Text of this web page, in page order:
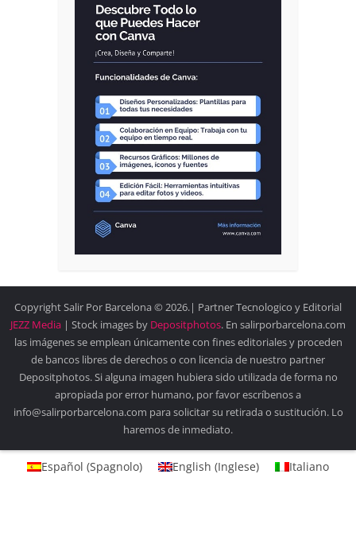
Copyright Salir Por Barcelona © 2026.| Partner Tecnologico y Editorial
JEZZ Media | Stock images by Depositphotos. En salirporbarcelona.com
las imágenes se emplean únicamente con fines editoriales y proceden
de bancos libres de derechos o con licencia de nuestro partner
Depositphotos. Si alguna imagen hubiera sido utilizada de forma no
apropiada por error humano, por favor escríbenos a
info@salirporbarcelona.com para solicitar su retirada o sustitución. Lo
haremos de inmediato.
Español (Spagnolo) English (Inglese) Italiano